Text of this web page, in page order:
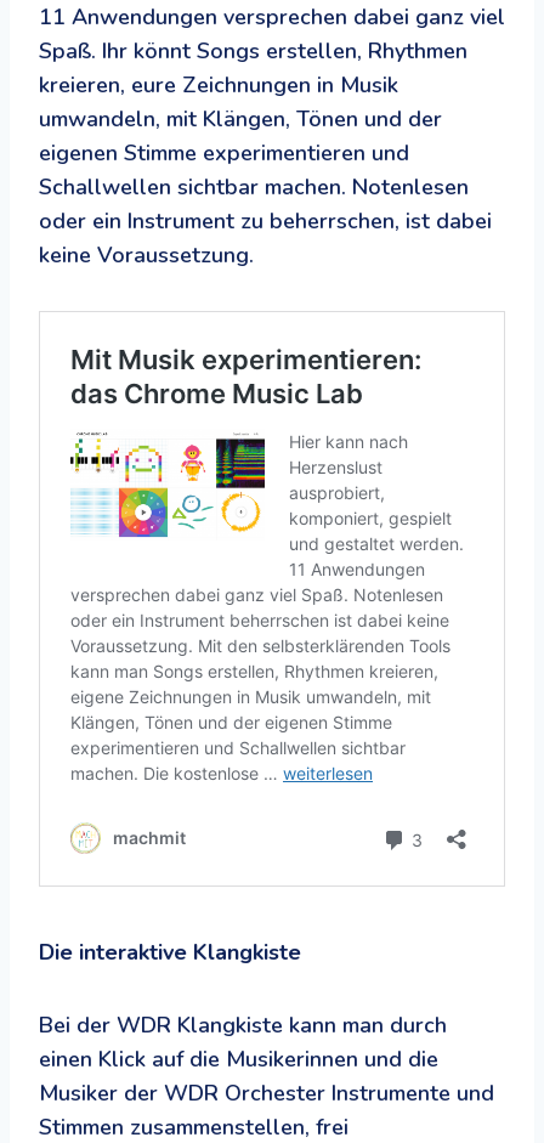
11 Anwendungen versprechen dabei ganz viel
Spaß. Ihr könnt Songs erstellen, Rhythmen
kreieren, eure Zeichnungen in Musik
umwandeln, mit Klängen, Tönen und der
eigenen Stimme experimentieren und
Schallwellen sichtbar machen. Notenlesen
oder ein Instrument zu beherrschen, ist dabei
keine Voraussetzung.
Die interaktive Klangkiste
Bei der WDR Klangkiste kann man durch
einen Klick auf die Musikerinnen und die
Musiker der WDR Orchester Instrumente und
Stimmen zusammenstellen, frei